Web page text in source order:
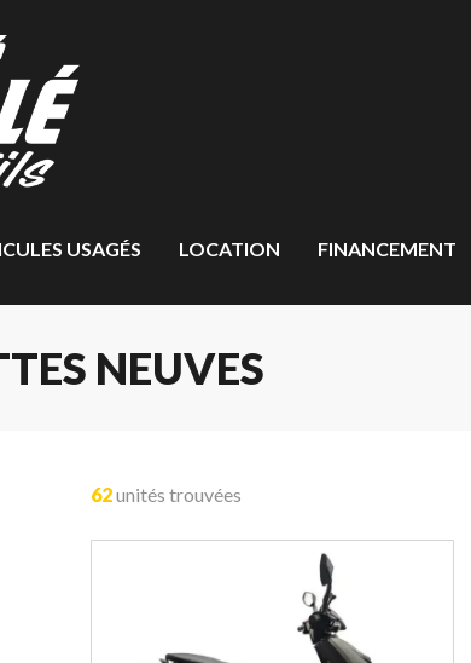
USAGÉS LOCATION FINANCEMENT
NEUVES
62unités trouvées